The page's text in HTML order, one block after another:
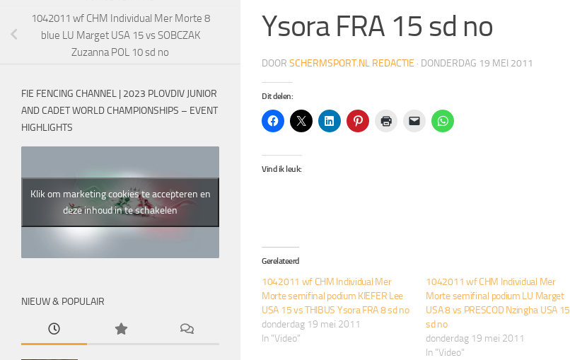
Ysora FRA 15 sd no
DOOR SCHERMSPORT.NL REDACTIE · DONDERDAG 19 MEI 2011
Dit delen:
Vind ik leuk:
Gerelateerd
1042011 wf CHM Individual Mer
Morte semifinal podium KIEFER Lee
USA 15 vs THIBUS Ysora FRA 8 sd no
donderdag 19 mei 2011
In "Video"
1042011 wf CHM Individual Mer
Morte semifinal podium LU Marget
USA 8 vs PRESCOD Nzingha USA 15
sd no
donderdag 19 mei 2011
In "Video"
1042011 wf CHM Individual Mer Morte 8
blue LU Marget USA 15 vs SOBCZAK
Zuzanna POL 10 sd no
FIE FENCING CHANNEL | 2023 PLOVDIV JUNIOR
AND CADET WORLD CHAMPIONSHIPS – EVENT
HIGHLIGHTS
Klik om marketing cookies te accepteren en
deze inhoud in te schakelen
NIEUW & POPULAIR